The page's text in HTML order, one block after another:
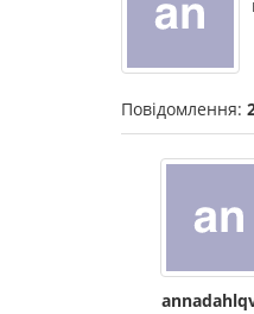
Повідомлення: